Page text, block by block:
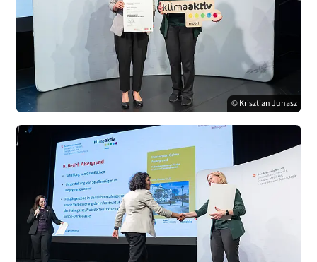
© Krisztian Juhasz